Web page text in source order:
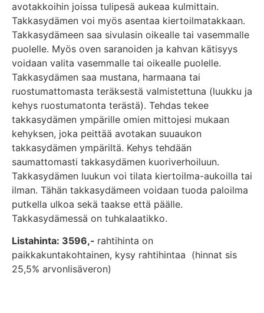
avotakkoihin joissa tulipesä aukeaa kulmittain.
Takkasydämen voi myös asentaa kiertoilmatakkaan.
Takkasydämeen saa sivulasin oikealle tai vasemmalle
puolelle. Myös oven saranoiden ja kahvan kätisyys
voidaan valita vasemmalle tai oikealle puolelle.
Takkasydämen saa mustana, harmaana tai
ruostumattomasta teräksestä valmistettuna (luukku ja
kehys ruostumatonta terästä). Tehdas tekee
takkasydämen ympärille omien mittojesi mukaan
kehyksen, joka peittää avotakan suuaukon
takkasydämen ympäriltä. Kehys tehdään
saumattomasti takkasydämen kuoriverhoiluun.
Takkasydämen luukun voi tilata kiertoilma-aukoilla tai
ilman. Tähän takkasydämeen voidaan tuoda paloilma
putkella ulkoa sekä taakse että päälle.
Takkasydämessä on tuhkalaatikko.
Listahinta: 3596,- rahtihinta on
paikkakuntakohtainen, kysy rahtihintaa (hinnat sis
25,5% arvonlisäveron)